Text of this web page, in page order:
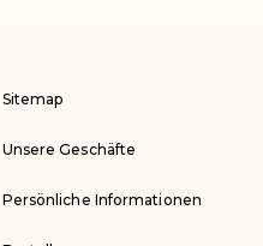
Sitemap
Unsere Geschäfte
Persönliche Informationen